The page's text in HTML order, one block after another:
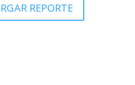
REPORTE